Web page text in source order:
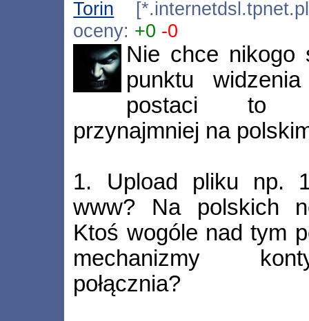
Torin
oceny: +0 -0
Nie chce nikogo
punktu
postaci to
przynajmniej na
1. Upload pliku np.
www? Na polskich
Ktoś wogóle nad tym
mechanizmy
połącznia?